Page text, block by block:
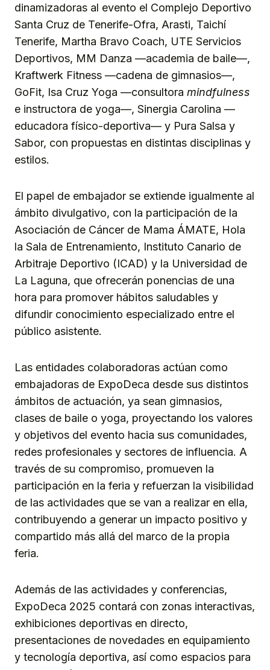
dinamizadoras al evento el Complejo Deportivo
Santa Cruz de Tenerife-Ofra, Arasti, Taichí
Tenerife, Martha Bravo Coach, UTE Servicios
Deportivos, MM Danza —academia de baile—,
Kraftwerk Fitness —cadena de gimnasios—,
GoFit, Isa Cruz Yoga —consultora mindfulness
e instructora de yoga—, Sinergia Carolina —
educadora físico-deportiva— y Pura Salsa y
Sabor, con propuestas en distintas disciplinas y
estilos.
El papel de embajador se extiende igualmente al
ámbito divulgativo, con la participación de la
Asociación de Cáncer de Mama ÁMATE, Hola
la Sala de Entrenamiento, Instituto Canario de
Arbitraje Deportivo (ICAD) y la Universidad de
La Laguna, que ofrecerán ponencias de una
hora para promover hábitos saludables y
difundir conocimiento especializado entre el
público asistente.
Las entidades colaboradoras actúan como
embajadoras de ExpoDeca desde sus distintos
ámbitos de actuación, ya sean gimnasios,
clases de baile o yoga, proyectando los valores
y objetivos del evento hacia sus comunidades,
redes profesionales y sectores de influencia. A
través de su compromiso, promueven la
participación en la feria y refuerzan la visibilidad
de las actividades que se van a realizar en ella,
contribuyendo a generar un impacto positivo y
compartido más allá del marco de la propia
feria.
Además de las actividades y conferencias,
ExpoDeca 2025 contará con zonas interactivas,
exhibiciones deportivas en directo,
presentaciones de novedades en equipamiento
y tecnología deportiva, así como espacios para